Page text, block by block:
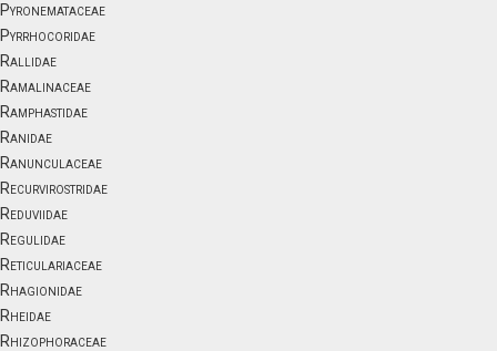
Pyronemataceae
Pyrrhocoridae
Rallidae
Ramalinaceae
Ramphastidae
Ranidae
Ranunculaceae
Recurvirostridae
Reduviidae
Regulidae
Reticulariaceae
Rhagionidae
Rheidae
Rhizophoraceae